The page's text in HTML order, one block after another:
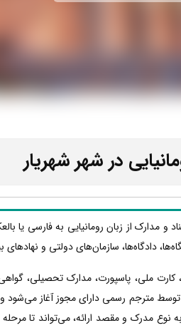
در شهر شهریار
و مدارک از زبان رومانیایی به
دادگاه‌ها، سازمان‌های دولتی و
کارت ملی، پاسپورت، مدارک تحصیلی،
مترجم رسمی دارای مجوز آغاز
مدرک و مقصد ارائه، می‌تواند تا